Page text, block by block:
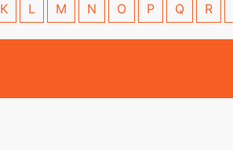
K L M N O P Q R